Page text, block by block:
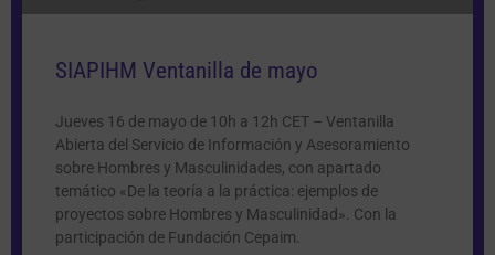
SIAPIHM Ventanilla de mayo
Jueves 16 de mayo de 10h a 12h CET – Ventanilla
Abierta del Servicio de Información y Asesoramiento
sobre Hombres y Masculinidades, con apartado
temático «De la teoría a la práctica: ejemplos de
proyectos sobre Hombres y Masculinidad». Con la
participación de Fundación Cepaim.